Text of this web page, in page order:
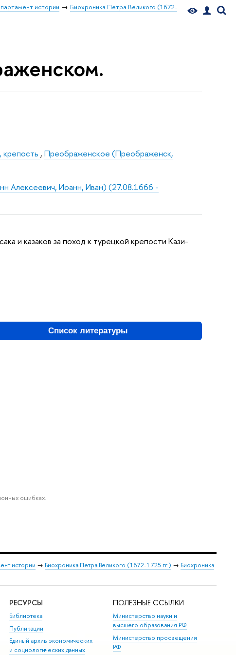
истории
Биохроника Петра Великого (1672-
крепость ,Преображенское (Преображенск,
Алексеевич, Иоанн, Иван) (27.08.1666 -
и казаков за поход к турецкой крепости Кази-
Список литературы
ошибках.
истории → Биохроника Петра Великого (1672-1725 гг.) → Биохроника
РЕСУРСЫ
Библиотека
Публикации
Единый архив экономических
и социологических данных
ПОЛЕЗНЫЕ ССЫЛКИ
Министерство науки и
высшего образования РФ
Министерство просвещения
РФ